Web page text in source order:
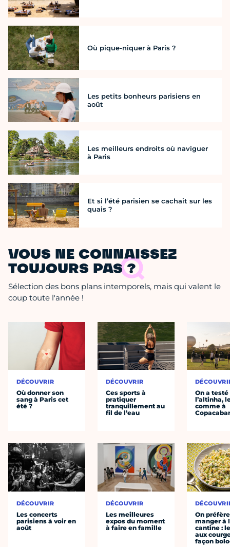
Où pique-niquer à Paris ?
Les petits bonheurs parisiens en
août
Les meilleurs endroits où naviguer
à Paris
Et si l’été parisien se cachait sur les
quais ?
VOUS NE CONNAISSEZ
TOUJOURS PAS ?
Sélection des bons plans intemporels, mais qui valent le
coup toute l'année !
DÉCOUVRIR
Où donner son
sang à Paris cet
été ?
DÉCOUVRIR
Les concerts
parisiens à voir en
août
DÉCOUVRIR
Ces sports à
pratiquer
tranquillement au
fil de l’eau
DÉCOUVRIR
Les meilleures
expos du moment
à faire en famille
On a testé
l’altinha,
comme à
On préfère
manger à
cantine :
aux
façon